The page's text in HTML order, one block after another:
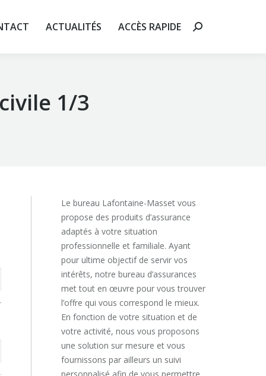
ACTUALITÉS ACCÈS RAPIDE
Recherche
1/3
Le bureau Lafontaine-Masset vous
propose des produits d’assurance
adaptés à votre situation
professionnelle et familiale. Ayant
pour ultime objectif de servir vos
intérêts, notre bureau d’assurances
met tout en œuvre pour vous trouver
l’offre qui vous correspond le mieux.
En fonction de votre situation et de
votre activité, nous vous proposons
une solution sur mesure et vous
fournissons par ailleurs un suivi
Recherche